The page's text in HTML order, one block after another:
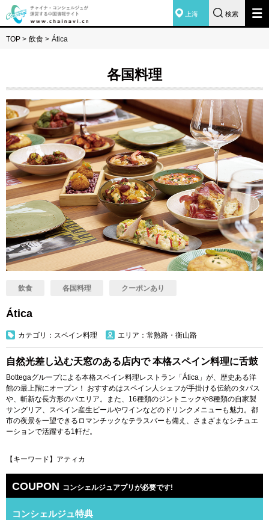
上海 検索
TOP > 飲食 > Ática
各国料理
飲食 各国料理 クーポンあり
Ática
カテゴリ：スペイン料理 エリア：常熟路・衡山路
自然光差し込む天窓のある店内で 本格スペイン料理に舌鼓
Bottegaグループによる本格スペイン料理レストラン「Ática」が、歴史ある洋
館の最上階にオープン！ おすすめはスペイン人シェフが手掛ける伝統のタパス
や、斬新な長方形のパエリア。また、16種類のジントニックや8種類の自家製
サングリア、スペイン産生ビールやワインなどのドリンクメニューも魅力。都
市の夜景を一望できるロマンチックなテラスバーも備え、さまざまなシチュエ
ーションで活躍する1軒だ。
【キーワード】アティカ
COUPON コンシェルジュアプリが必要です!
コンシェルジュ特典